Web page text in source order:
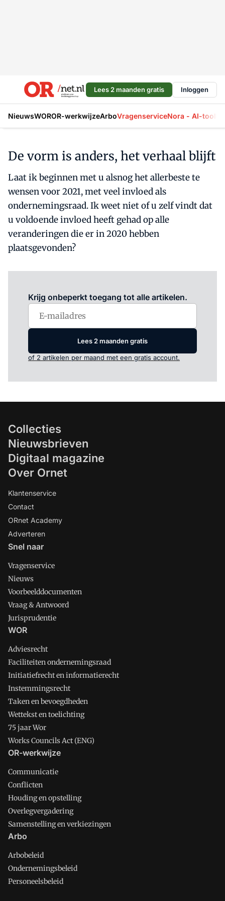
Lees 2 maanden gratis Inloggen
NieuwsWOROR-werkwijzeArboVragenserviceNora - AI-tool
De vorm is anders, het verhaal blijft
Laat ik beginnen met u alsnog het allerbeste te
wensen voor 2021, met veel invloed als
ondernemingsraad. Ik weet niet of u zelf vindt dat
u voldoende invloed heeft gehad op alle
veranderingen die er in 2020 hebben
plaatsgevonden?
Krijg onbeperkt toegang tot alle artikelen.
Lees 2 maanden gratis
of 2 artikelen per maand met een gratis account.
Collecties
Nieuwsbrieven
Digitaal magazine
Over Ornet
Klantenservice
Contact
ORnet Academy
Adverteren
Snel naar
Vragenservice
Nieuws
Voorbeelddocumenten
Vraag & Antwoord
Jurisprudentie
WOR
Adviesrecht
Faciliteiten ondernemingsraad
Initiatiefrecht en informatierecht
Instemmingsrecht
Taken en bevoegdheden
Wettekst en toelichting
75 jaar Wor
Works Councils Act (ENG)
OR-werkwijze
Communicatie
Conflicten
Houding en opstelling
Overlegvergadering
Samenstelling en verkiezingen
Arbo
Arbobeleid
Ondernemingsbeleid
Personeelsbeleid